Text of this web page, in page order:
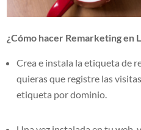
¿Cómo hacer Remarketing en
Crea e instala la etiqueta de
quieras que registre las
etiqueta por dominio.